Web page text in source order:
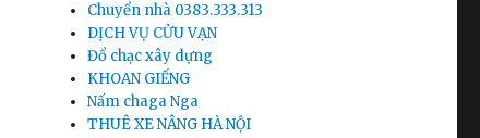
Chuyển nhà 0383.333.313
DỊCH VỤ CỬU VẠN
Đổ chạc xây dựng
KHOAN GIẾNG
Nấm chaga Nga
THUÊ XE NÂNG HÀ NỘI